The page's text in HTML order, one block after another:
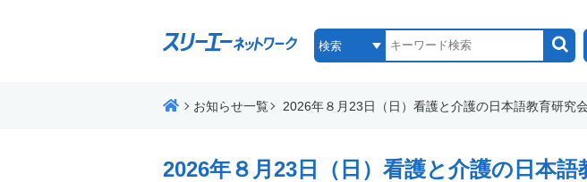
お知らせ一覧 2026年８月23日（日）看護と介護の日本語教育研究
2026年８月23日（日）看護と介護の日本